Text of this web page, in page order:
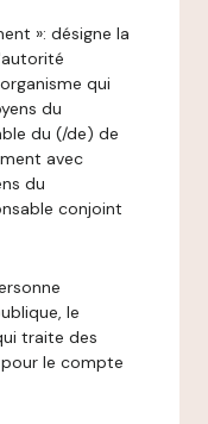
»: désigne la
qui
du
du (/de) de
avec
du
conjoint
le
traite des
le compte